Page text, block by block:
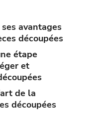
avantages
découpées
étape
et
de la
découpées